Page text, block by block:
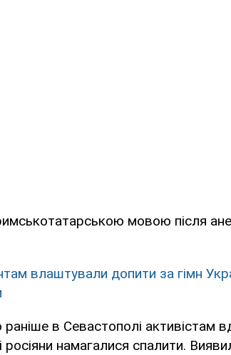
мовою після
влаштували допити за гімн
в Севастополі активістам
росіяни намагалися спалити.